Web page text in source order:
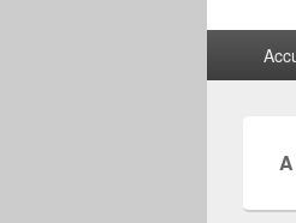
principal